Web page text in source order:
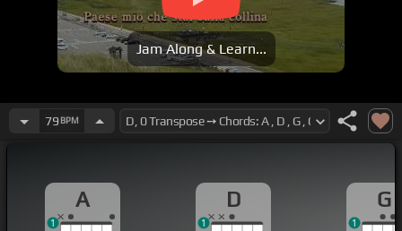
Jam Along & Learn...
79 BPM
A
1
D
1
G
1